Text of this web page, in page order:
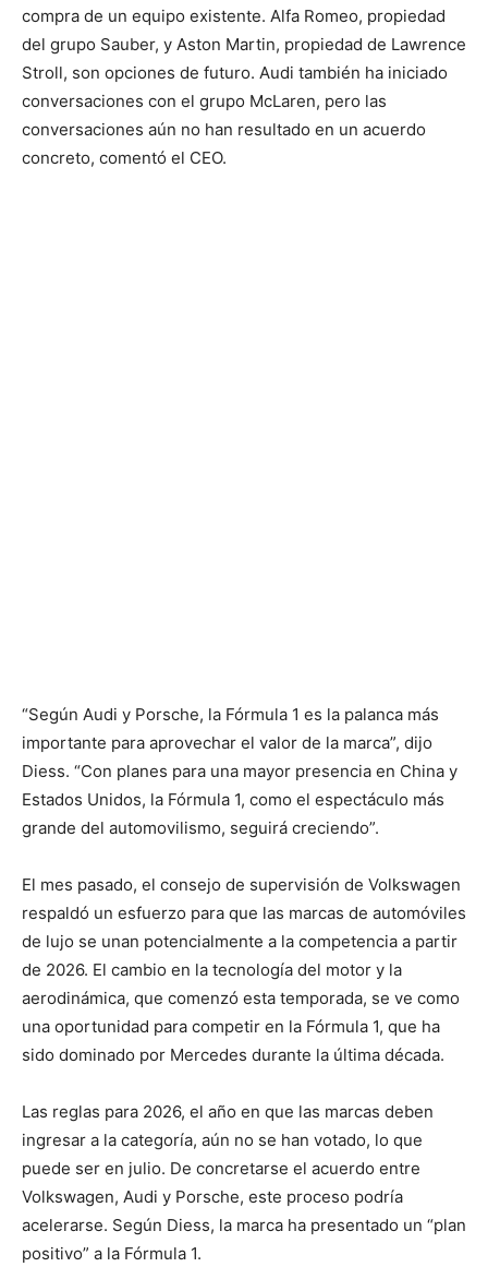
compra de un equipo existente. Alfa Romeo, propiedad
del grupo Sauber, y Aston Martin, propiedad de Lawrence
Stroll, son opciones de futuro. Audi también ha iniciado
conversaciones con el grupo McLaren, pero las
conversaciones aún no han resultado en un acuerdo
concreto, comentó el CEO.
“Según Audi y Porsche, la Fórmula 1 es la palanca más
importante para aprovechar el valor de la marca”, dijo
Diess. “Con planes para una mayor presencia en China y
Estados Unidos, la Fórmula 1, como el espectáculo más
grande del automovilismo, seguirá creciendo”.
El mes pasado, el consejo de supervisión de Volkswagen
respaldó un esfuerzo para que las marcas de automóviles
de lujo se unan potencialmente a la competencia a partir
de 2026. El cambio en la tecnología del motor y la
aerodinámica, que comenzó esta temporada, se ve como
una oportunidad para competir en la Fórmula 1, que ha
sido dominado por Mercedes durante la última década.
Las reglas para 2026, el año en que las marcas deben
ingresar a la categoría, aún no se han votado, lo que
puede ser en julio. De concretarse el acuerdo entre
Volkswagen, Audi y Porsche, este proceso podría
acelerarse. Según Diess, la marca ha presentado un “plan
positivo” a la Fórmula 1.